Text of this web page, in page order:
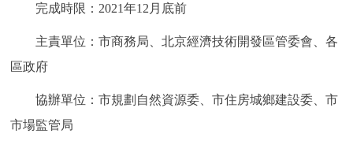
完成時限：2021年12月底前
主責單位：市商務局、北京經濟技術開發區管委會、各
區政府
協辦單位：市規劃自然資源委、市住房城鄉建設委、市
市場監管局